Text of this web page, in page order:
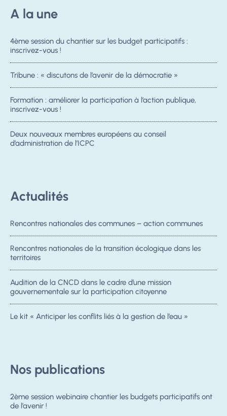
A la une
4ème session du chantier sur les budget participatifs :
inscrivez-vous !
Tribune : « discutons de l’avenir de la démocratie »
Formation : améliorer la participation à l’action publique,
inscrivez-vous !
Deux nouveaux membres européens au conseil
d’administration de l’ICPC
Actualités
Rencontres nationales des communes – action communes
Rencontres nationales de la transition écologique dans les
territoires
Audition de la CNCD dans le cadre d’une mission
gouvernementale sur la participation citoyenne
Le kit « Anticiper les conflits liés à la gestion de l’eau »
Nos publications
2ème session webinaire chantier les budgets participatifs ont
de l’avenir !